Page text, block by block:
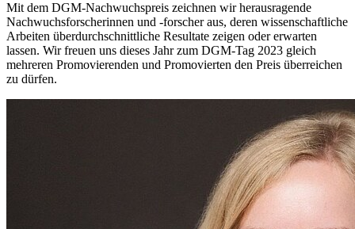
Mit dem DGM-Nachwuchspreis zeichnen wir herausragende
Nachwuchsforscherinnen und -forscher aus, deren wissenschaftliche
Arbeiten überdurchschnittliche Resultate zeigen oder erwarten
lassen. Wir freuen uns dieses Jahr zum DGM-Tag 2023 gleich
mehreren Promovierenden und Promovierten den Preis überreichen
zu dürfen.